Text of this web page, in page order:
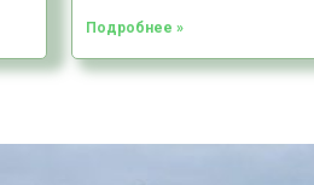
Подробнее »